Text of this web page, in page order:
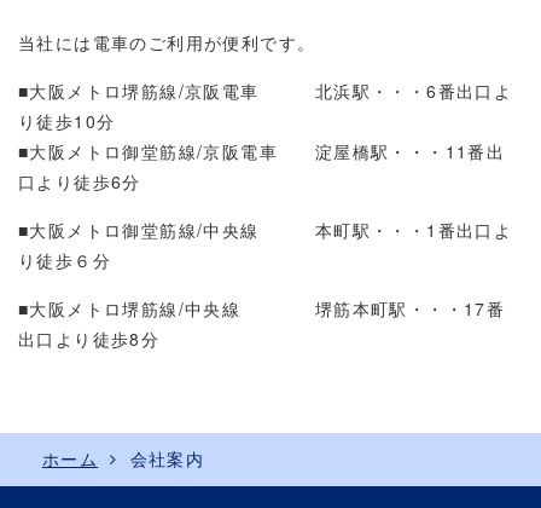
当社には電車のご利用が便利です。
■大阪メトロ堺筋線/京阪電車 北浜駅・・・6番出口よ
り徒歩10分
■大阪メトロ御堂筋線/京阪電車 淀屋橋駅・・・11番出
口より徒歩6分
■大阪メトロ御堂筋線/中央線 本町駅・・・1番出口よ
り徒歩６分
■大阪メトロ堺筋線/中央線 堺筋本町駅・・・17番
出口より徒歩8分
ホーム 会社案内